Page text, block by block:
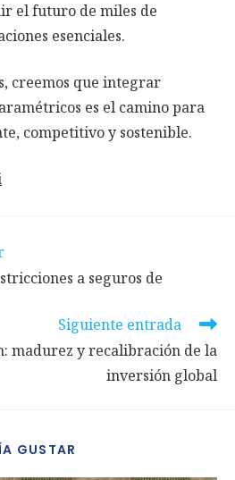
el futuro de miles de
esenciales.
creemos que integrar
es el camino para
competitivo y sostenible.
a seguros de
Siguiente entrada
madurez y recalibración de la
inversión global
GUSTAR